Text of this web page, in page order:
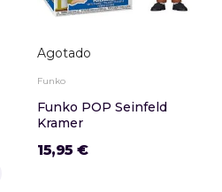
Agotado
Funko
Funko POP Seinfeld
Kramer
15,95 €